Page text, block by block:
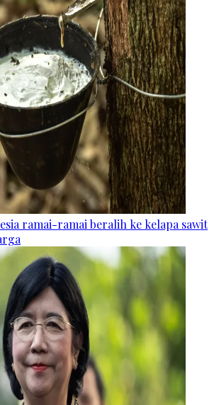
ramai-ramai beralih ke kelapa sawit